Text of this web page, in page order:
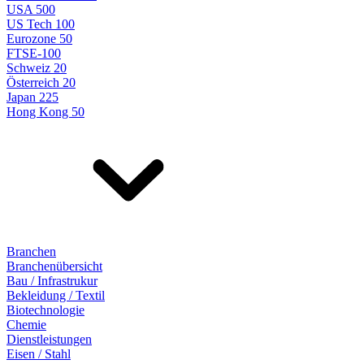
USA 500
US Tech 100
Eurozone 50
FTSE-100
Schweiz 20
Österreich 20
Japan 225
Hong Kong 50
Branchen
Branchenübersicht
Bau / Infrastrukur
Bekleidung / Textil
Biotechnologie
Chemie
Dienstleistungen
Eisen / Stahl